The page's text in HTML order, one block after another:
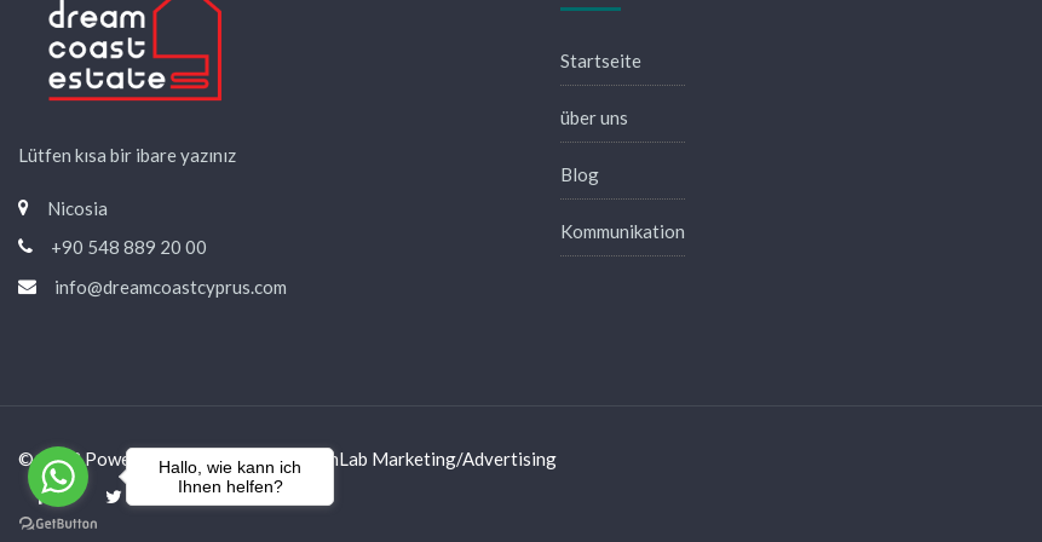
Lütfen kısa bir ibare yazınız
Nicosia
+90 548 889 20 00
info@dreamcoastcyprus.com
Startseite
über uns
Blog
Kommunikation
© 2023 Powered & Designed by DesignLab Marketing/Advertising
Hallo, wie kann ich
Ihnen helfen?